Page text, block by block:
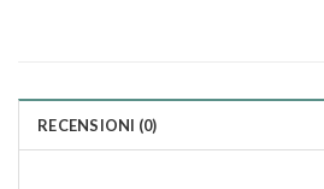
RECENSIONI (0)